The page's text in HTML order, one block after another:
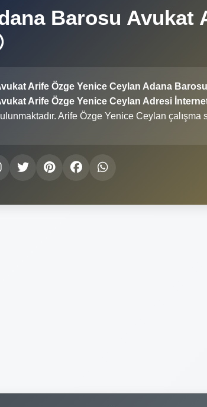
Barosu Avukat
Arife Özge Yenice Ceylan Adana
Arife Özge Yenice Ceylan Adresi
Arife Özge Yenice Ceylan çalışma